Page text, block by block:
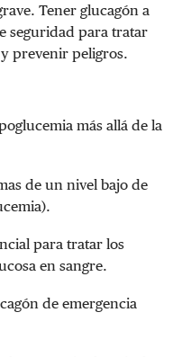
Tener glucagón a
seguridad para tratar
prevenir peligros.
más allá de la
de un nivel bajo de
para tratar los
en sangre.
de emergencia